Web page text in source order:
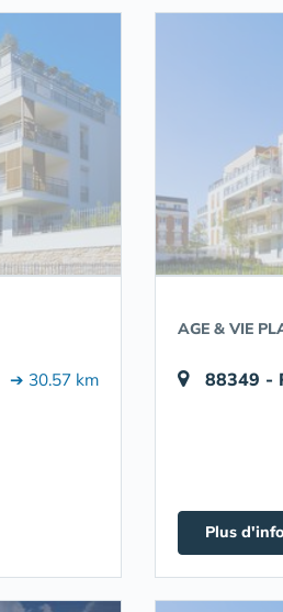
➔ 30.57 km
AGE & VIE
88349 -
Plus